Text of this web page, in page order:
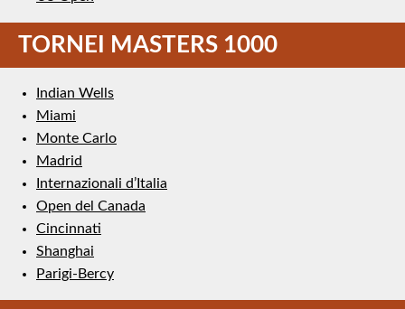
TORNEI MASTERS 1000
Indian Wells
Miami
Monte Carlo
Madrid
Internazionali d’Italia
Open del Canada
Cincinnati
Shanghai
Parigi-Bercy